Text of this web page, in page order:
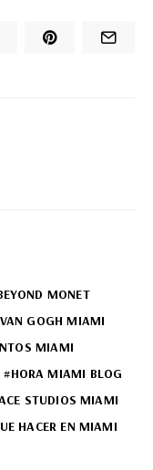
MONET
GOGH MIAMI
MIAMI
HORA MIAMI BLOG
STUDIOS MIAMI
HACER EN MIAMI